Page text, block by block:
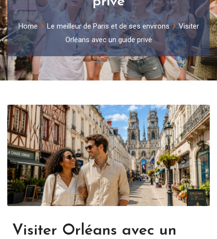
Home Le meilleur de Paris et de ses environs
Visiter
Orléans avec un guide privé
Visiter Orléans avec un